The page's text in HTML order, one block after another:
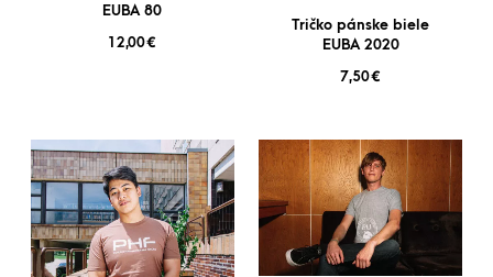
EUBA 80
12,00€
Tričko pánske biele
EUBA 2020
7,50€